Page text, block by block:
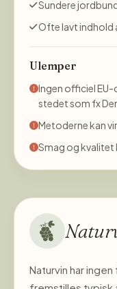
Sundere
Ofte lavt indhold
Ulemper
Ingen officiel
stedet som fx
Metoderne kan
Smag og kvalitet
Naturvin har